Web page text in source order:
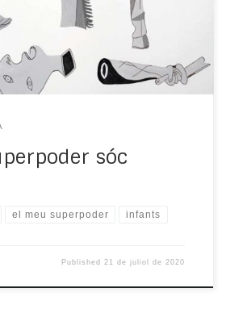
expressar i comunicar tota la
sóc
el meu superpoder infants
Published 21 de juliol de 2020